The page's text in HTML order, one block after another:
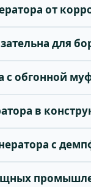
от
для
с обгонной
в
с